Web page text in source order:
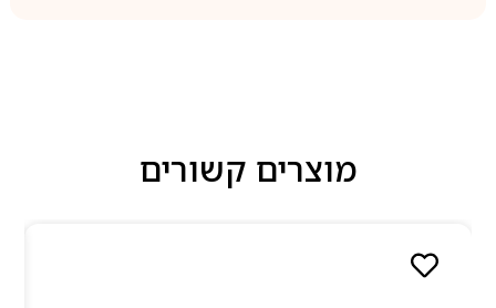
מוצרים קשורים